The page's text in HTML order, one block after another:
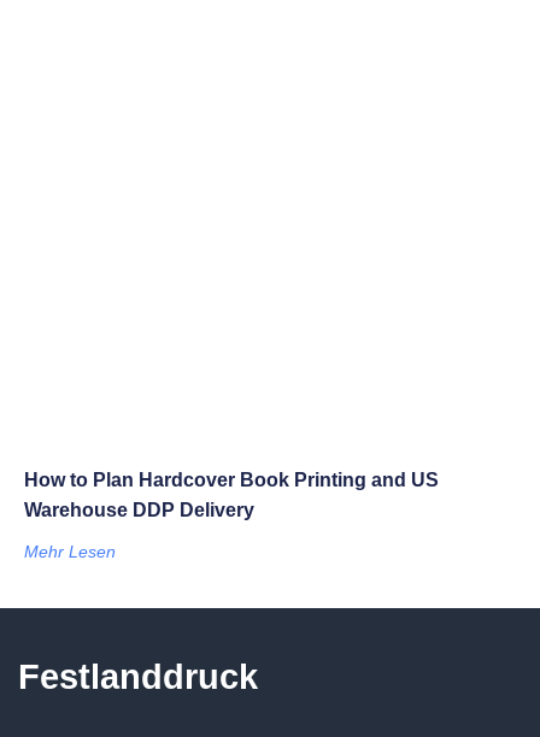
How to Plan Hardcover Book Printing and US
Warehouse DDP Delivery
Mehr Lesen
Festlanddruck